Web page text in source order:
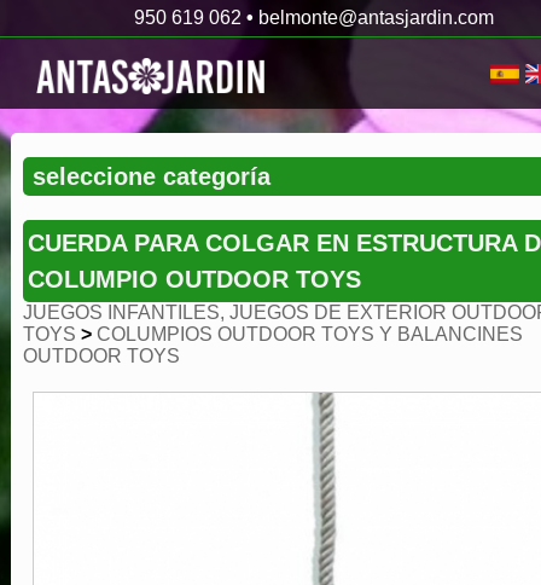
950 619 062 • belmonte@antasjardin.com
CUERDA PARA COLGAR EN ESTRUCTURA
COLUMPIO OUTDOOR TOYS
JUEGOS INFANTILES, JUEGOS DE EXTERIOR
TOYS > COLUMPIOS OUTDOOR TOYS Y BALANCINES
OUTDOOR TOYS